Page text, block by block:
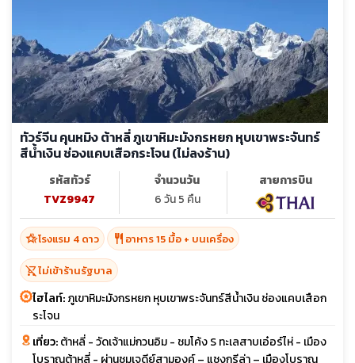
ทัวร์จีน คุนหมิง ต้าหลี่ ภูเขาหิมะมังกรหยก หุบเขาพระจันทร์
สีน้ำเงิน ช่องแคบเสือกระโจน (ไม่ลงร้าน)
รหัสทัวร์
TVZ9947
จำนวนวัน
6 วัน 5 คืน
สายการบิน
hotel_classโรงแรม 4 ดาว restaurant อาหาร 15 มื้อ + บนเครื่อง
shopping_cart_offไม่เข้าร้านรัฐบาล
ไฮไลท์:ภูเขาหิมะมังกรหยก หุบเขาพระจันทร์สีน้ำเงิน ช่องแคบเสือก
ระโจน
เที่ยว:ต้าหลี่ - วัดเจ้าแม่กวนอิม - ชมโค้ง S ทะเลสาบเอ๋อร์ไห่ - เมือง
โบราณต้าหลี่ - ผ่านชมเจดีย์สามองค์ – แชงกรีล่า – เมืองโบราณ